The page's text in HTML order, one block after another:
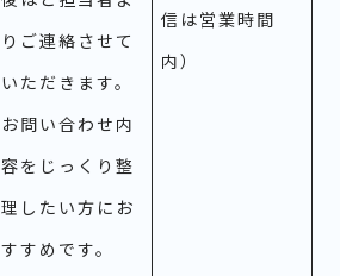
りご連絡させて
いただきます。
お問い合わせ内
容をじっくり整
理したい方にお
すすめです。
信は営業時間
内）